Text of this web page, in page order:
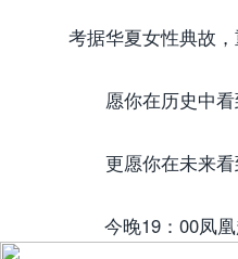
考据华夏女性典故，
愿你在历史中
更愿你在未来看
今晚19：00凤